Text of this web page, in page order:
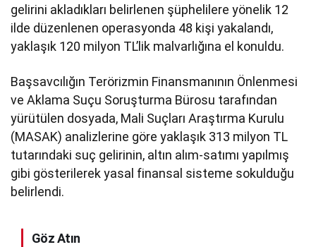
gelirini akladıkları belirlenen şüphelilere yönelik 12
ilde düzenlenen operasyonda 48 kişi yakalandı,
yaklaşık 120 milyon TL’lik malvarlığına el konuldu.
Başsavcılığın Terörizmin Finansmanının Önlenmesi
ve Aklama Suçu Soruşturma Bürosu tarafından
yürütülen dosyada, Mali Suçları Araştırma Kurulu
(MASAK) analizlerine göre yaklaşık 313 milyon TL
tutarındaki suç gelirinin, altın alım-satımı yapılmış
gibi gösterilerek yasal finansal sisteme sokulduğu
belirlendi.
Göz Atın